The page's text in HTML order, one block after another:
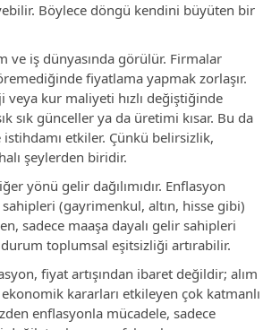
Böylece döngü kendini büyüten bir
ve iş dünyasında görülür. Firmalar
fiyatlama yapmak zorlaşır.
veya kur maliyeti hızlı değiştiğinde
sık günceller ya da üretimi kısar. Bu da
istihdamı etkiler. Çünkü belirsizlik,
şeylerden biridir.
yönü gelir dağılımıdır. Enflasyon
(gayrimenkul, altın, hisse gibi)
sadece maaşa dayalı gelir sahipleri
durum toplumsal eşitsizliği artırabilir.
fiyat artışından ibaret değildir; alım
kararları etkileyen çok katmanlı
enflasyonla mücadele, sadece